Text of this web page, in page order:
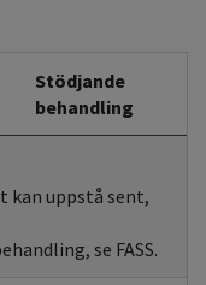
Stödjande
behandling
kan uppstå sent,
se FASS.